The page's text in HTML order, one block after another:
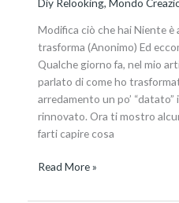
Diy Relooking,Mondo
Modifica ciò che hai Niente
trasforma (Anonimo) Ed
Qualche giorno fa, nel mio
parlato di come ho
arredamento un po’
rinnovato. Ora ti mostro
farti capire cosa
Read More »